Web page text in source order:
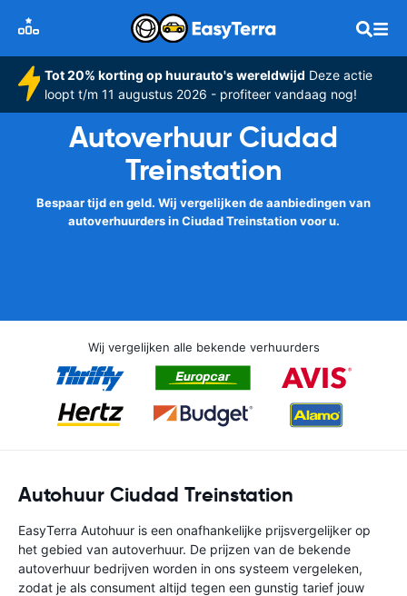
Tot 20% korting op huurauto's wereldwijd Deze actie
loopt t/m 11 augustus 2026 - profiteer vandaag nog!
Autoverhuur Ciudad
Treinstation
Bespaar tijd en geld. Wij vergelijken de aanbiedingen van
autoverhuurders in Ciudad Treinstation voor u.
Wij vergelijken alle bekende verhuurders
Autohuur Ciudad Treinstation
EasyTerra Autohuur is een onafhankelijke prijsvergelijker op
het gebied van autoverhuur. De prijzen van de bekende
autoverhuur bedrijven worden in ons systeem vergeleken,
zodat je als consument altijd tegen een gunstig tarief jouw